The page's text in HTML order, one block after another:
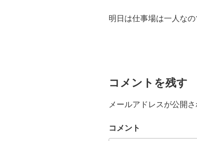
明日は仕事場は一人な
コメントを残す
メールアドレスが公開
コメント